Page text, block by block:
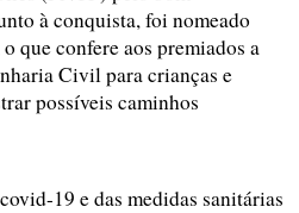
à conquista, foi nomeado
que confere aos premiados a
Civil para crianças e
possíveis caminhos
19 e das medidas sanitárias